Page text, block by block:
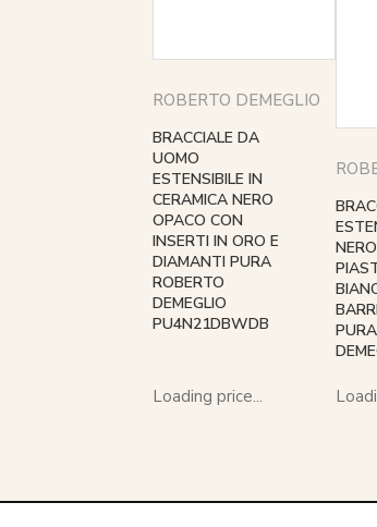
ROBERTO DEMEGLIO
BRACCIALE DA
UOMO
ESTENSIBILE IN
CERAMICA NERO
OPACO CON
INSERTI IN ORO E
DIAMANTI PURA
ROBERTO
DEMEGLIO
PU4N21DBWDB
Loading price...